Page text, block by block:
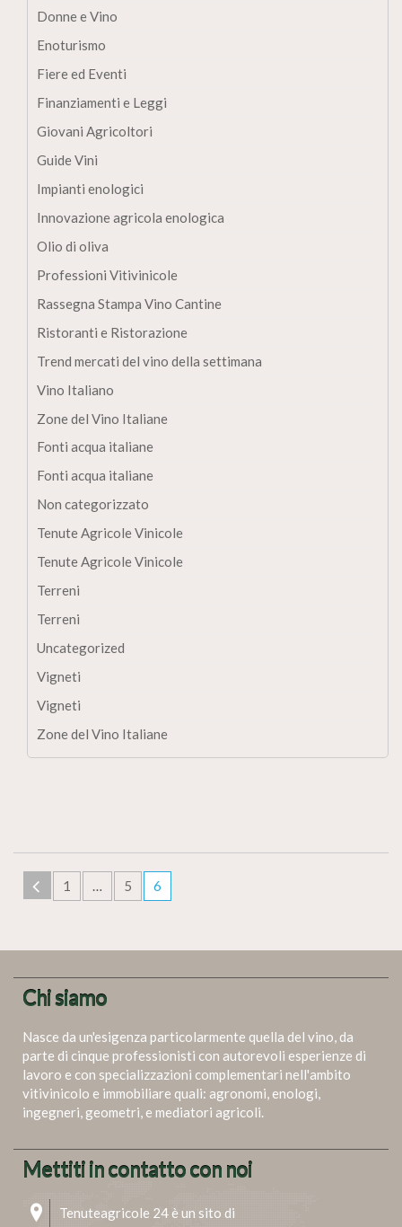
Donne e Vino
Enoturismo
Fiere ed Eventi
Finanziamenti e Leggi
Giovani Agricoltori
Guide Vini
Impianti enologici
Innovazione agricola enologica
Olio di oliva
Professioni Vitivinicole
Rassegna Stampa Vino Cantine
Ristoranti e Ristorazione
Trend mercati del vino della settimana
Vino Italiano
Zone del Vino Italiane
Fonti acqua italiane
Fonti acqua italiane
Non categorizzato
Tenute Agricole Vinicole
Tenute Agricole Vinicole
Terreni
Terreni
Uncategorized
Vigneti
Vigneti
Zone del Vino Italiane
1 … 5 6
Chi siamo
Nasce da un'esigenza particolarmente quella del vino, da
parte di cinque professionisti con autorevoli esperienze di
lavoro e con specializzazioni complementari nell'ambito
vitivinicolo e immobiliare quali: agronomi, enologi,
ingegneri, geometri, e mediatori agricoli.
Mettiti in contatto con noi
Tenuteagricole 24 è un sito di